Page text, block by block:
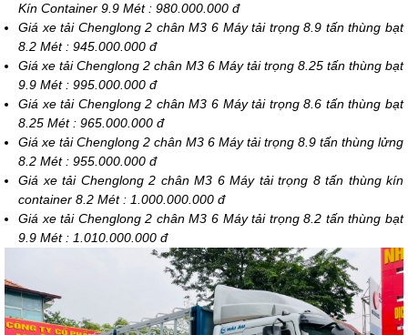
Kín Container 9.9 Mét : 980.000.000 đ
Giá xe tải Chenglong 2 chân M3 6 Máy tải trọng 8.9 tấn thùng bạt
8.2 Mét : 945.000.000 đ
Giá xe tải Chenglong 2 chân M3 6 Máy tải trọng 8.25 tấn thùng bạt
9.9 Mét : 995.000.000 đ
Giá xe tải Chenglong 2 chân M3 6 Máy tải trọng 8.6 tấn thùng bạt
8.25 Mét : 965.000.000 đ
Giá xe tải Chenglong 2 chân M3 6 Máy tải trọng 8.9 tấn thùng lửng
8.2 Mét : 955.000.000 đ
Giá xe tải Chenglong 2 chân M3 6 Máy tải trọng 8 tấn thùng kín
container 8.2 Mét : 1.000.000.000 đ
Giá xe tải Chenglong 2 chân M3 6 Máy tải trọng 8.2 tấn thùng bạt
9.9 Mét : 1.010.000.000 đ